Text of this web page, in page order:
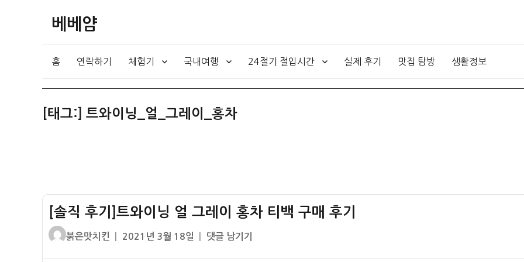
베베얌
홈 연락하기 체험기 국내여행 24절기 절입시간 실제 후기 맛집 탐방 생활정보
[태그:] 트와이닝_얼_그레이_홍차
[솔직 후기]트와이닝 얼 그레이 홍차 티백 구매 후기
글
붉은맛치킨
작
2021년 3월 18일
[솔
댓글 남기기